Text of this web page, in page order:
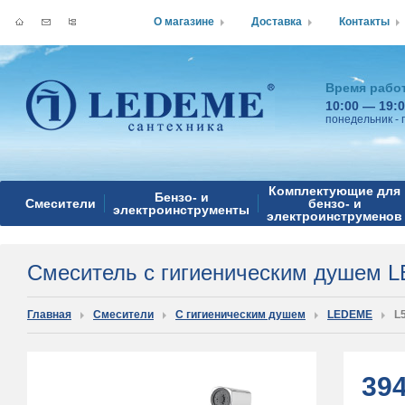
Время
10:00 —
понедельник -
Смесители
Бензо- и
электроинструменты
Комплектующие для
бензо- и
электроинструменов
Смеситель с гигиеническим душем
Главная Смесители С гигиеническим душем LEDEME
О магазине Доставка Контакты